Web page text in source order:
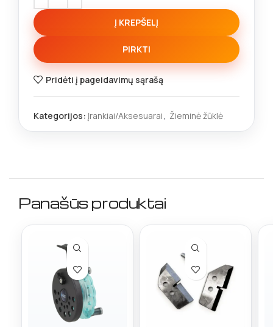
Į KREPŠELĮ
PIRKTI
Pridėti į pageidavimų sąrašą
Kategorijos: Įrankiai/Aksesuarai, Žieminė žūklė
Panašūs produktai